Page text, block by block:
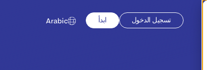
تسجيل الدخول ابدأ Arabic